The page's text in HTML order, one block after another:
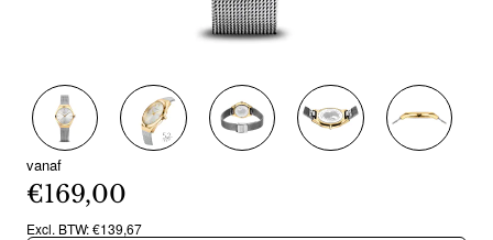
vanaf
€169,00
Excl. BTW: €139,67